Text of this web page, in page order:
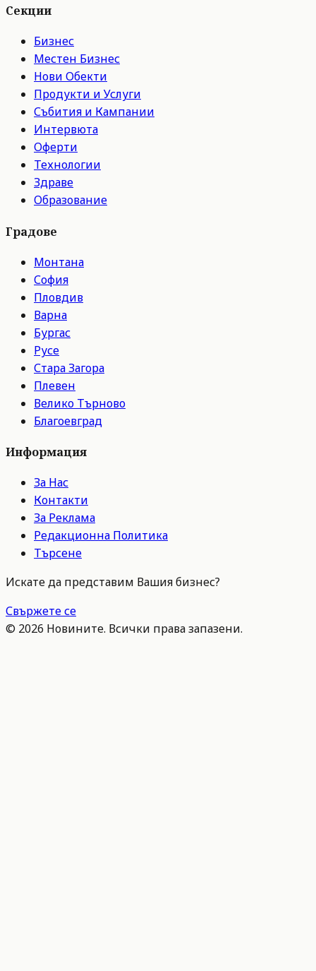
Секции
Бизнес
Местен Бизнес
Нови Обекти
Продукти и Услуги
Събития и Кампании
Интервюта
Оферти
Технологии
Здраве
Образование
Градове
Монтана
София
Пловдив
Варна
Бургас
Русе
Стара Загора
Плевен
Велико Търново
Благоевград
Информация
За Нас
Контакти
За Реклама
Редакционна Политика
Търсене
Искате да представим Вашия бизнес?
Свържете се
© 2026 Новините. Всички права запазени.